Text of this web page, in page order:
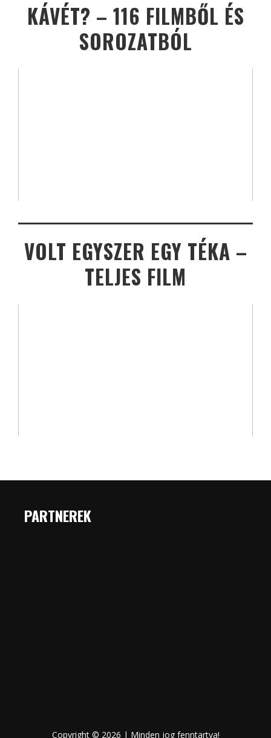
KÁVÉT? – 116 FILMBŐL ÉS
SOROZATBÓL
VOLT EGYSZER EGY TÉKA –
TELJES FILM
PARTNEREK
Copyright © 2026 | Minden jog fenntartva!